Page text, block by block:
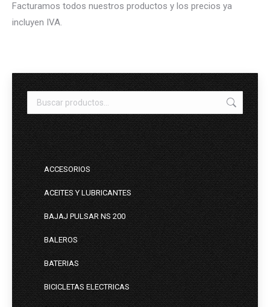
Facturamos todos nuestros productos y los precios ya
incluyen IVA.
ACCESORIOS
ACEITES Y LUBRICANTES
BAJAJ PULSAR NS 200
BALEROS
BATERIAS
BICICLETAS ELECTRICAS